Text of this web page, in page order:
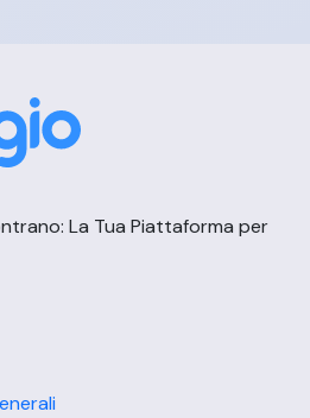
La Tua Piattaforma per